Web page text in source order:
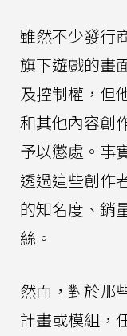
雖然不少發行
旗下遊戲的畫
及控制權，但
和其他內容創
予以懲處。事
透過這些創作
的知名度、銷
絲。
然而，對於那
計畫或模組，